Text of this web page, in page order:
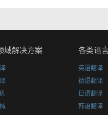
域解决方案 各类语
英语翻译
德语翻译
日语翻译
韩语翻译